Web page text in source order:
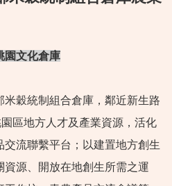
園文化倉庫
穀統制組合倉庫，鄰近新生路
區地方人才及產業資源，活化
流聯繫平台；以建置地方創生
源、開放在地創生所需之運